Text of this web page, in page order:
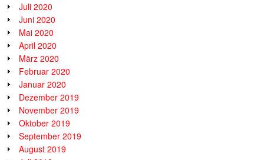
Juli 2020
Juni 2020
Mai 2020
April 2020
März 2020
Februar 2020
Januar 2020
Dezember 2019
November 2019
Oktober 2019
September 2019
August 2019